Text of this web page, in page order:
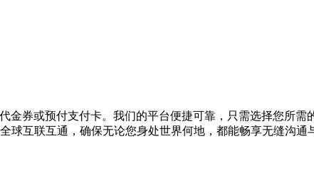
金券或预付支付卡。我们的平台便捷可靠，只需选择您所
互联互通，确保无论您身处世界何地，都能畅享无缝沟通